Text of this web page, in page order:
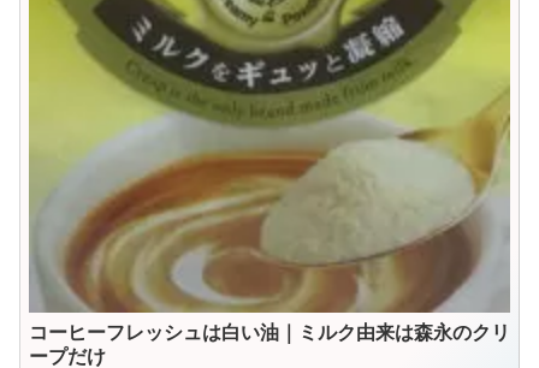
コーヒーフレッシュは白い油｜ミルク由来は森永のクリ
ープだけ